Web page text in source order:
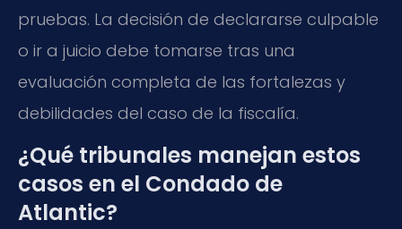
pruebas. La decisión de declararse culpable
o ir a juicio debe tomarse tras una
evaluación completa de las fortalezas y
debilidades del caso de la fiscalía.
¿Qué tribunales manejan estos
casos en el Condado de
Atlantic?